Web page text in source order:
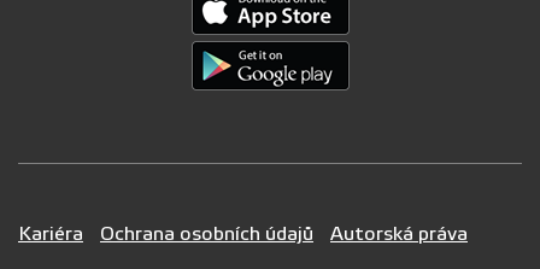
Kariéra Ochrana osobních údajů Autorská práva